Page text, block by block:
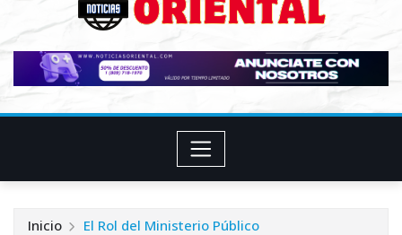
Inicio El Rol del Ministerio Público